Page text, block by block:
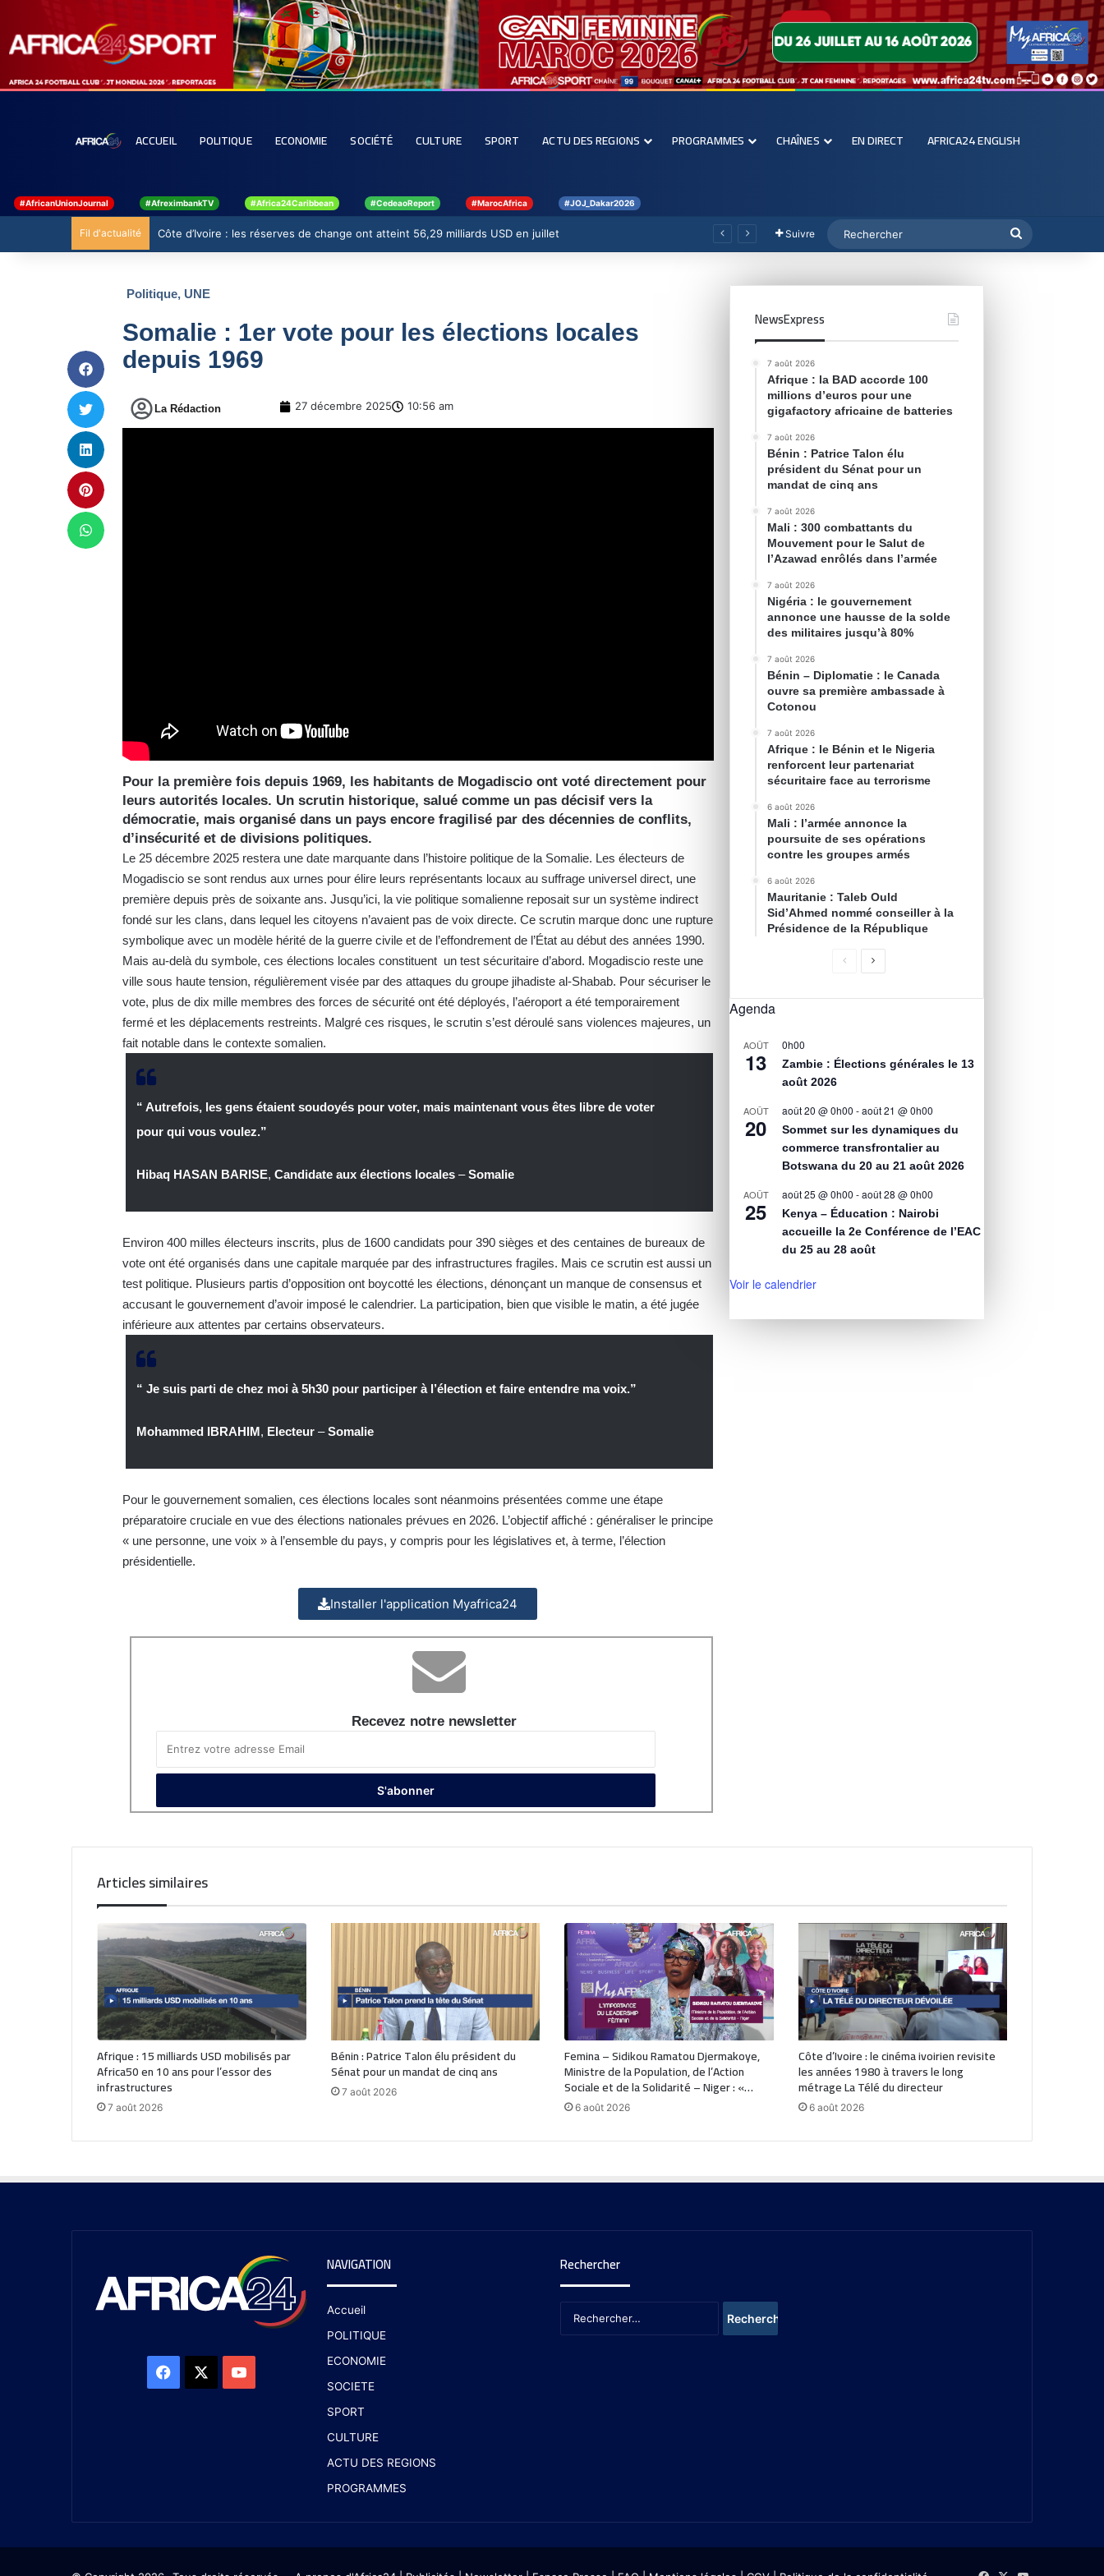
ACCUEIL POLITIQUE ECONOMIE SOCIÉTÉ CULTURE SPORT ACTU DES REGIONS PROGRAMMES CHAÎNES EN DIRECT AFRICA24 ENGLISH
#AfricanUnionJournal #AfreximbankTV #Africa24Caribbean #CedeaoReport #MarocAfrica #JOJ_Dakar2026
Fil d'actualité Côte d’Ivoire : les réserves de change ont atteint 56,29 milliards USD en juillet Suivre
Politique, UNE
Somalie : 1er vote pour les élections locales
depuis 1969
La Rédaction 27 décembre 2025 10:56 am
Pour la première fois depuis 1969, les habitants de Mogadiscio ont voté directement pour
leurs autorités locales. Un scrutin historique, salué comme un pas décisif vers la
démocratie, mais organisé dans un pays encore fragilisé par des décennies de conflits,
d’insécurité et de divisions politiques.
Le 25 décembre 2025 restera une date marquante dans l’histoire politique de la Somalie. Les électeurs de
Mogadiscio se sont rendus aux urnes pour élire leurs représentants locaux au suffrage universel direct, une
première depuis près de soixante ans. Jusqu’ici, la vie politique somalienne reposait sur un système indirect
fondé sur les clans, dans lequel les citoyens n’avaient pas de voix directe. Ce scrutin marque donc une rupture
symbolique avec un modèle hérité de la guerre civile et de l’effondrement de l’État au début des années 1990.
Mais au-delà du symbole, ces élections locales constituent un test sécuritaire d’abord. Mogadiscio reste une
ville sous haute tension, régulièrement visée par des attaques du groupe jihadiste al-Shabab. Pour sécuriser le
vote, plus de dix mille membres des forces de sécurité ont été déployés, l’aéroport a été temporairement
fermé et les déplacements restreints. Malgré ces risques, le scrutin s’est déroulé sans violences majeures, un
fait notable dans le contexte somalien.
“ Autrefois, les gens étaient soudoyés pour voter, mais maintenant vous êtes libre de voter
pour qui vous voulez.”
Hibaq HASAN BARISE,Candidate aux élections locales –Somalie
Environ 400 milles électeurs inscrits, plus de 1600 candidats pour 390 sièges et des centaines de bureaux de
vote ont été organisés dans une capitale marquée par des infrastructures fragiles. Mais ce scrutin est aussi un
test politique. Plusieurs partis d’opposition ont boycotté les élections, dénonçant un manque de consensus et
accusant le gouvernement d’avoir imposé le calendrier. La participation, bien que visible le matin, a été jugée
inférieure aux attentes par certains observateurs.
“ Je suis parti de chez moi à 5h30 pour participer à l’élection et faire entendre ma voix.”
Mohammed IBRAHIM, Electeur –Somalie
Pour le gouvernement somalien, ces élections locales sont néanmoins présentées comme une étape
préparatoire cruciale en vue des élections nationales prévues en 2026. L’objectif affiché : généraliser le principe
« une personne, une voix » à l’ensemble du pays, y compris pour les législatives et, à terme, l’élection
présidentielle.
Installer l'application Myafrica24
Recevez notre newsletter
NewsExpress
7 août 2026
Afrique : la BAD accorde 100
millions d’euros pour une
gigafactory africaine de batteries
7 août 2026
Bénin : Patrice Talon élu
président du Sénat pour un
mandat de cinq ans
7 août 2026
Mali : 300 combattants du
Mouvement pour le Salut de
l’Azawad enrôlés dans l’armée
7 août 2026
Nigéria : le gouvernement
annonce une hausse de la solde
des militaires jusqu’à 80%
7 août 2026
Bénin – Diplomatie : le Canada
ouvre sa première ambassade à
Cotonou
7 août 2026
Afrique : le Bénin et le Nigeria
renforcent leur partenariat
sécuritaire face au terrorisme
6 août 2026
Mali : l’armée annonce la
poursuite de ses opérations
contre les groupes armés
6 août 2026
Mauritanie : Taleb Ould
Sid’Ahmed nommé conseiller à la
Présidence de la République
Agenda
AOÛT
13
0h00
Zambie : Élections générales le 13
août 2026
AOÛT
20
août 20 @ 0h00 -août 21 @ 0h00
Sommet sur les dynamiques du
commerce transfrontalier au
Botswana du 20 au 21 août 2026
AOÛT
25
août 25 @ 0h00 -août 28 @ 0h00
Kenya – Éducation : Nairobi
accueille la 2e Conférence de l’EAC
du 25 au 28 août
Voir le calendrier
Articles similaires
Afrique : 15 milliards USD mobilisés par
Africa50 en 10 ans pour l’essor des
infrastructures
7 août 2026
Bénin : Patrice Talon élu président du
Sénat pour un mandat de cinq ans
7 août 2026
Femina – Sidikou Ramatou Djermakoye,
Ministre de la Population, de l’Action
Sociale et de la Solidarité – Niger : «…
6 août 2026
Côte d’Ivoire : le cinéma ivoirien revisite
les années 1980 à travers le long
métrage La Télé du directeur
6 août 2026
NAVIGATION
Accueil
POLITIQUE
ECONOMIE
SOCIETE
SPORT
CULTURE
ACTU DES REGIONS
PROGRAMMES
Rechercher